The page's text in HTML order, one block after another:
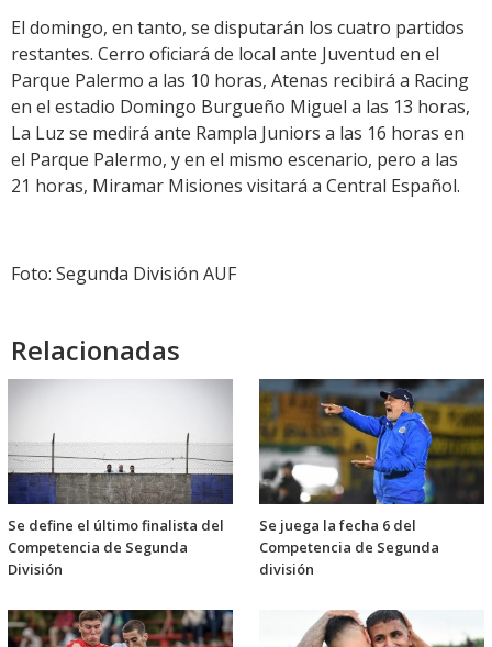
El domingo, en tanto, se disputarán los cuatro partidos
restantes. Cerro oficiará de local ante Juventud en el
Parque Palermo a las 10 horas, Atenas recibirá a Racing
en el estadio Domingo Burgueño Miguel a las 13 horas,
La Luz se medirá ante Rampla Juniors a las 16 horas en
el Parque Palermo, y en el mismo escenario, pero a las
21 horas, Miramar Misiones visitará a Central Español.
Foto: Segunda División AUF
Relacionadas
Se define el último finalista del
Competencia de Segunda
División
Se juega la fecha 6 del
Competencia de Segunda
división